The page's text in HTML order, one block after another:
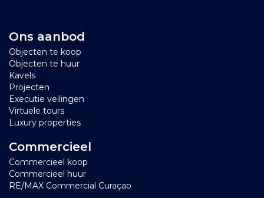
Ons aanbod
Objecten te koop
Objecten te huur
Kavels
Projecten
Executie veilingen
Virtuele tours
Luxury properties
Commercieel
Commercieel koop
Commercieel huur
RE/MAX Commercial Curaçao